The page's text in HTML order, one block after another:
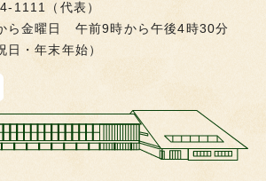
1111（代表）
ら金曜日 午前9時から午後4時30分
日・年末年始）